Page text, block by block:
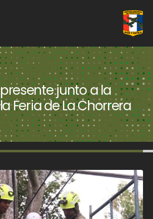
junto a la
Feria de La Chorrera